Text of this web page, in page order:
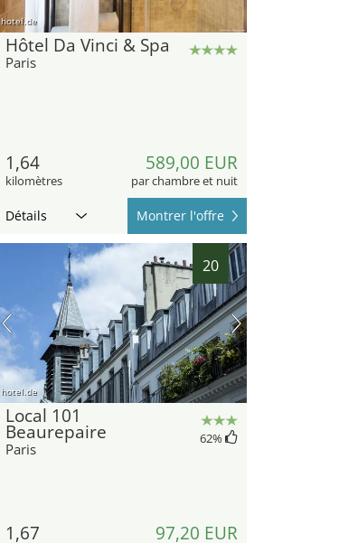
hotel.de
Hôtel Da Vinci & Spa
Paris
1,64
kilomètres
589,00 EUR
par chambre et nuit
Détails Montrer l'offre
20
hotel.de
Local 101
Beaurepaire
Paris
62%
1,67 97,20 EUR